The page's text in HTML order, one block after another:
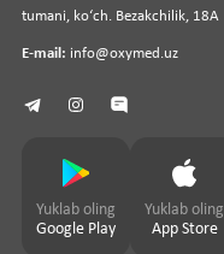
tumani, koʻch. Bezakchilik, 18A
E-mail: info@oxymed.uz
Yuklab oling
Google Play
Yuklab oling
App Store